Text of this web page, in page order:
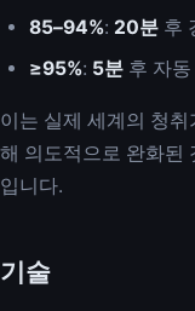
85–94%: 20분 후
≥95%: 5분 후 자
이는 실제 세계의 청
해 의도적으로 완화된
입니다.
기술